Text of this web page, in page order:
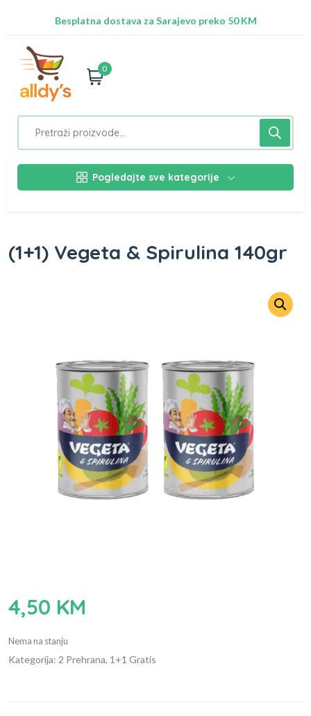
Besplatna dostava za Sarajevo preko 50 KM
0
Pogledajte sve kategorije
(1+1) Vegeta & Spirulina 140gr
4,50 KM
Nema na stanju
Kategorija: 2 Prehrana, 1+1 Gratis